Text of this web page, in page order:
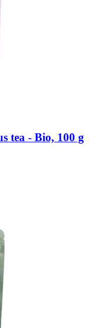
tea -​ Bio, 100 g